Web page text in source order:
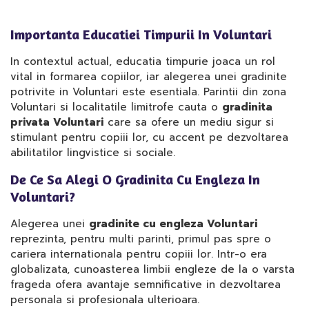
Importanta Educatiei Timpurii In Voluntari
In contextul actual, educatia timpurie joaca un rol
vital in formarea copiilor, iar alegerea unei gradinite
potrivite in Voluntari este esentiala. Parintii din zona
Voluntari si localitatile limitrofe cauta o gradinita
privata Voluntari care sa ofere un mediu sigur si
stimulant pentru copiii lor, cu accent pe dezvoltarea
abilitatilor lingvistice si sociale.
De Ce Sa Alegi O Gradinita Cu Engleza In
Voluntari?
Alegerea unei gradinite cu engleza Voluntari
reprezinta, pentru multi parinti, primul pas spre o
cariera internationala pentru copiii lor. Intr-o era
globalizata, cunoasterea limbii engleze de la o varsta
frageda ofera avantaje semnificative in dezvoltarea
personala si profesionala ulterioara.